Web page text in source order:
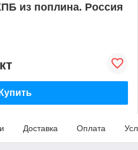
из поплина. Россия
Купить
Доставка Оплата